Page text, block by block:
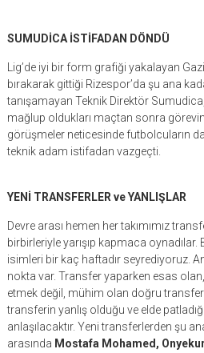
SUMUDİCA İSTİFADAN DÖNDÜ
Lig’de iyi bir form grafiği yakalayan
bırakarak gittiği Rizespor’da şu ana
tanışamayan Teknik Direktör
mağlup oldukları maçtan sonra
görüşmeler neticesinde futbolcuların
teknik adam istifadan vazgeçti.
YENİ TRANSFERLER ve YANLIŞLAR
Devre arası hemen her takımımız
birbirleriyle yarışıp kapmaca
isimleri bir kaç haftadır seyrediyoruz.
nokta var. Transfer yaparken esas
etmek değil, mühim olan doğru
transferin yanlış olduğu ve elde
anlaşılacaktır. Yeni transferlerden şu
arasında Mostafa Mohamed,